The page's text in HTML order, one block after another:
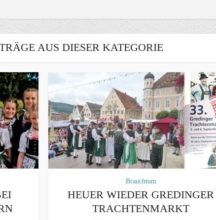
AUS DIESER KATEGORIE
Brauchtum
HEUER WIEDER GREDINGER
TRACHTENMARKT